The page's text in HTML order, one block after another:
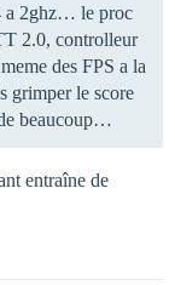
a 2ghz… le proc
2.0, controlleur
des FPS a la
grimper le score
beaucoup…
entraîne de